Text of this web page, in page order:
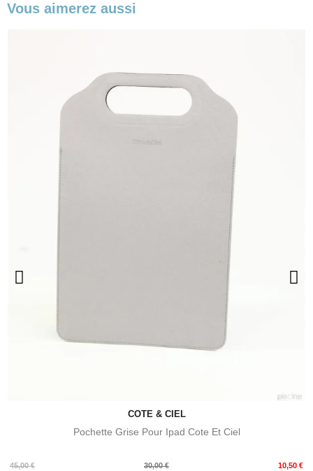
Vous aimerez aussi
COTE & CIEL
Pochette Grise Pour Ipad Cote Et Ciel
45,00 €
Prix
30,00 € 10,50 €
Prix